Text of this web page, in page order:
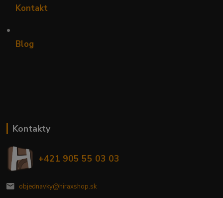
Kontakt
•
Blog
Kontakty
+421 905 55 03 03
objednavky@hiraxshop.sk